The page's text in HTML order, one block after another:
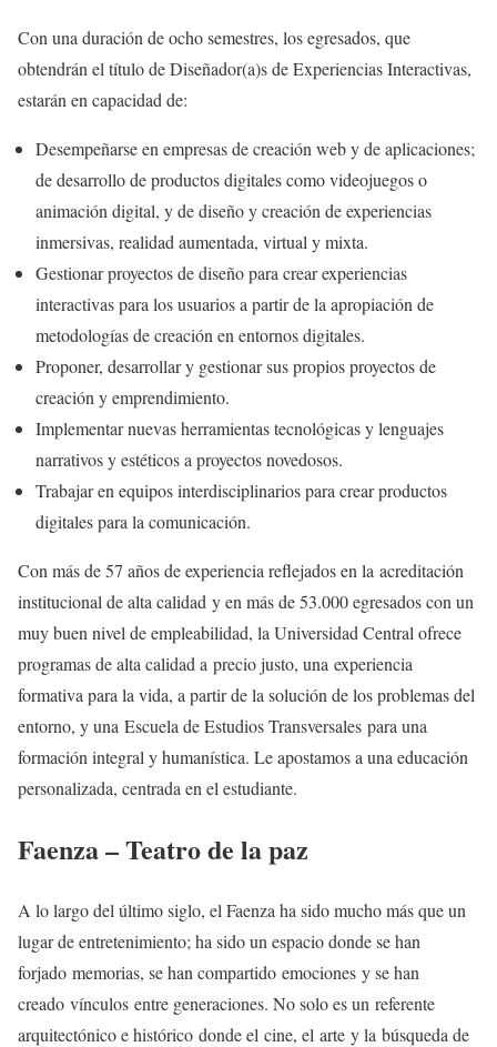
Con una duración de ocho semestres, los egresados, que
obtendrán el título de Diseñador(a)s de Experiencias Interactivas,
estarán en capacidad de:
Desempeñarse en empresas de creación web y de aplicaciones;
de desarrollo de productos digitales como videojuegos o
animación digital, y de diseño y creación de experiencias
inmersivas, realidad aumentada, virtual y mixta.
Gestionar proyectos de diseño para crear experiencias
interactivas para los usuarios a partir de la apropiación de
metodologías de creación en entornos digitales.
Proponer, desarrollar y gestionar sus propios proyectos de
creación y emprendimiento.
Implementar nuevas herramientas tecnológicas y lenguajes
narrativos y estéticos a proyectos novedosos.
Trabajar en equipos interdisciplinarios para crear productos
digitales para la comunicación.
Con más de 57 años de experiencia reflejados en la acreditación
institucional de alta calidad y en más de 53.000 egresados con un
muy buen nivel de empleabilidad, la Universidad Central ofrece
programas de alta calidad a precio justo, una experiencia
formativa para la vida, a partir de la solución de los problemas del
entorno, y una Escuela de Estudios Transversales para una
formación integral y humanística. Le apostamos a una educación
personalizada, centrada en el estudiante.
Faenza – Teatro de la paz
A lo largo del último siglo, el Faenza ha sido mucho más que un
lugar de entretenimiento; ha sido un espacio donde se han
forjado memorias, se han compartido emociones y se han
creado vínculos entre generaciones. No solo es un referente
arquitectónico e histórico donde el cine, el arte y la búsqueda de